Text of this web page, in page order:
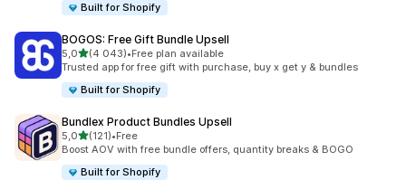
Built for Shopify
BOGOS: Free Gift Bundle Upsell
5,0av 5 stjerner
(4 043)
Totalt 4043 omtaler
•Free plan available
Trusted app for free gift with purchase, buy x get y & bundles
Built for Shopify
Bundlex Product Bundles Upsell
5,0av 5 stjerner
(121)
Totalt 121 omtaler
•Free
Boost AOV with free bundle offers, quantity breaks & BOGO
Built for Shopify